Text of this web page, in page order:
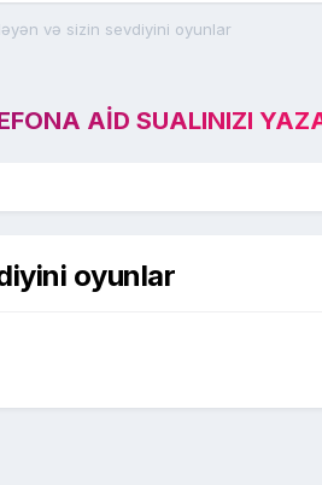
və sizin sevdiyini oyunlar
AID SUALINIZI
oyunlar